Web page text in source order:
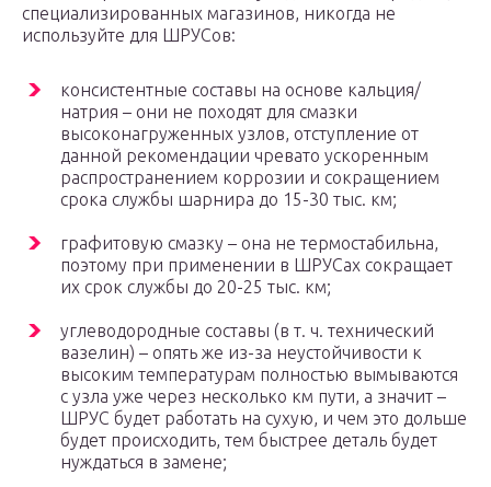
специализированных магазинов, никогда не
используйте для ШРУСов:
консистентные составы на основе кальция/
натрия – они не походят для смазки
высоконагруженных узлов, отступление от
данной рекомендации чревато ускоренным
распространением коррозии и сокращением
срока службы шарнира до 15-30 тыс. км;
графитовую смазку – она не термостабильна,
поэтому при применении в ШРУСах сокращает
их срок службы до 20-25 тыс. км;
углеводородные составы (в т. ч. технический
вазелин) – опять же из-за неустойчивости к
высоким температурам полностью вымываются
с узла уже через несколько км пути, а значит –
ШРУС будет работать на сухую, и чем это дольше
будет происходить, тем быстрее деталь будет
нуждаться в замене;